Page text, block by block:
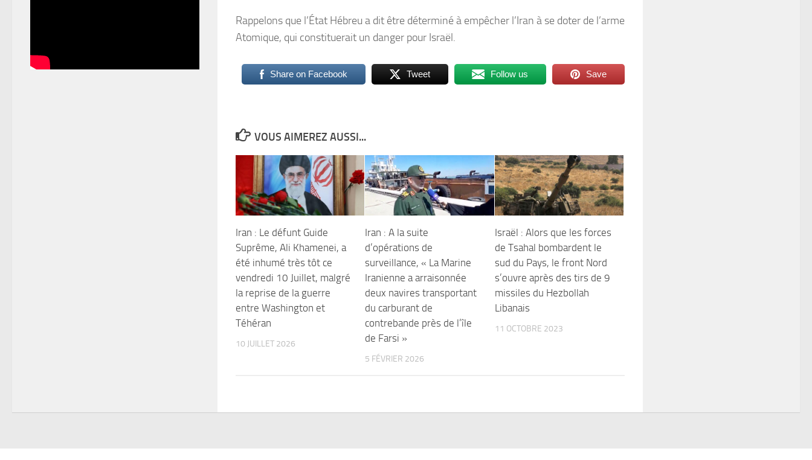
Rappelons que l’État Hébreu a dit être déterminé à empêcher l’Iran à se doter de l’arme
Atomique, qui constituerait un danger pour Israël.
Share on Facebook Tweet Follow us Save
VOUS AIMEREZ AUSSI...
Iran : Le défunt Guide
Suprême, Ali Khamenei, a
été inhumé très tôt ce
vendredi 10 Juillet, malgré
la reprise de la guerre
entre Washington et
Téhéran
10 JUILLET 2026
Iran : A la suite
d’opérations de
surveillance, « La Marine
Iranienne a arraisonnée
deux navires transportant
du carburant de
contrebande près de l’île
de Farsi »
5 FÉVRIER 2026
Israël : Alors que les forces
de Tsahal bombardent le
sud du Pays, le front Nord
s’ouvre après des tirs de 9
missiles du Hezbollah
Libanais
11 OCTOBRE 2023